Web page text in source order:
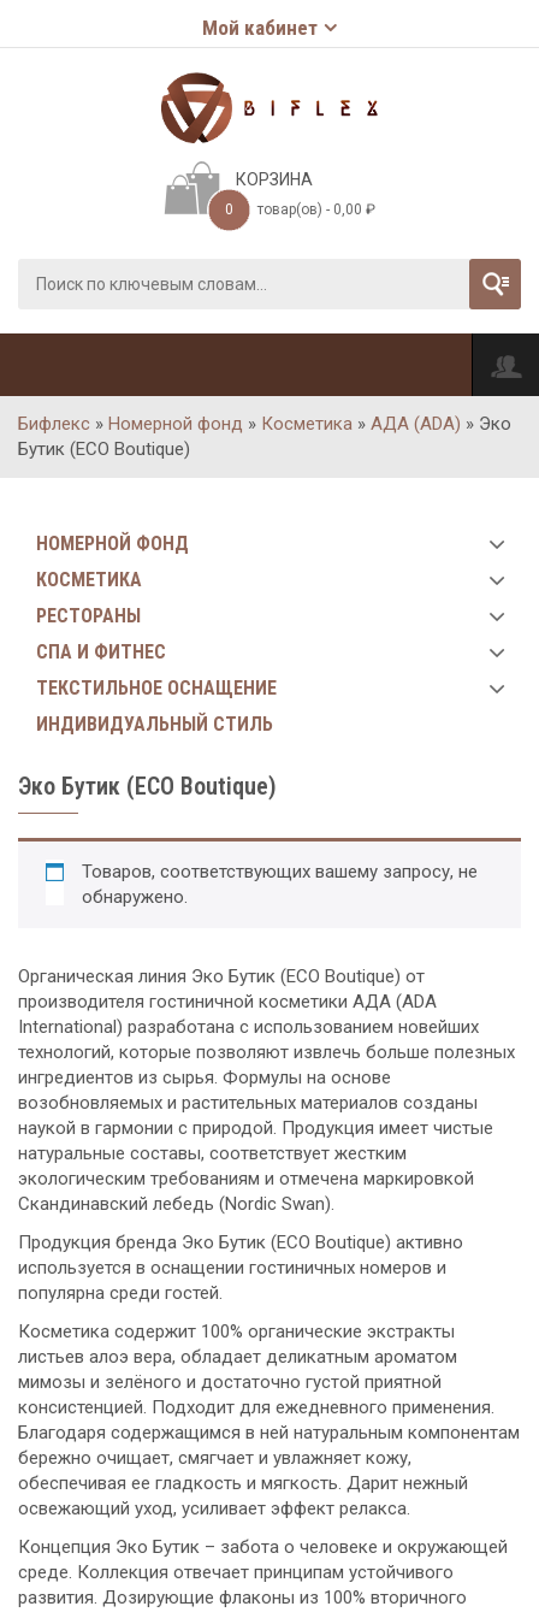
Мой кабинет
КОРЗИНА
0 товар(ов) - 0,00 ₽
Бифлекс » Номерной фонд » Косметика » АДА (ADA) » Эко
Бутик (ECO Boutique)
НОМЕРНОЙ ФОНД
КОСМЕТИКА
РЕСТОРАНЫ
СПА И ФИТНЕС
ТЕКСТИЛЬНОЕ ОСНАЩЕНИЕ
ИНДИВИДУАЛЬНЫЙ СТИЛЬ
Эко Бутик (ECO Boutique)
Товаров, соответствующих вашему запросу, не
обнаружено.
Органическая линия Эко Бутик (ECO Boutique) от
производителя гостиничной косметики АДА (ADA
International) разработана с использованием новейших
технологий, которые позволяют извлечь больше полезных
ингредиентов из сырья. Формулы на основе
возобновляемых и растительных материалов созданы
наукой в гармонии с природой. Продукция имеет чистые
натуральные составы, соответствует жестким
экологическим требованиям и отмечена маркировкой
Скандинавский лебедь (Nordic Swan).
Продукция бренда Эко Бутик (ECO Boutique) активно
используется в оснащении гостиничных номеров и
популярна среди гостей.
Косметика содержит 100% органические экстракты
листьев алоэ вера, обладает деликатным ароматом
мимозы и зелёного и достаточно густой приятной
консистенцией. Подходит для ежедневного применения.
Благодаря содержащимся в ней натуральным компонентам
бережно очищает, смягчает и увлажняет кожу,
обеспечивая ее гладкость и мягкость. Дарит нежный
освежающий уход, усиливает эффект релакса.
Концепция Эко Бутик – забота о человеке и окружающей
среде. Коллекция отвечает принципам устойчивого
развития. Дозирующие флаконы из 100% вторичного